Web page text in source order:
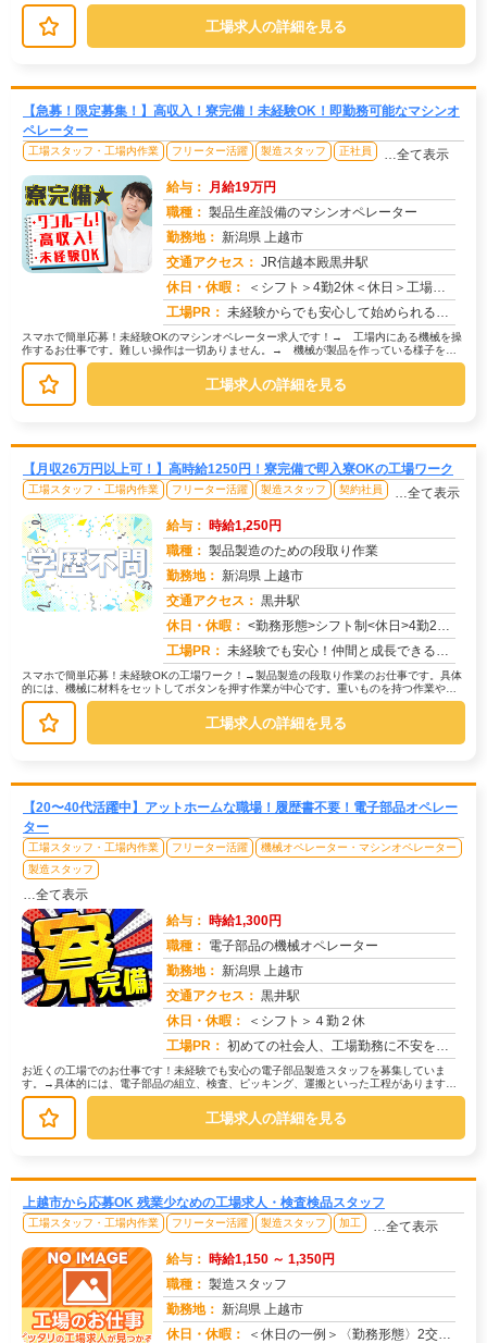
験者多数活躍中！研修があるので、初...
工場求人の詳細を見る
【急募！限定募集！】高収入！寮完備！未経験OK！即勤務可能なマシンオ
ペレーター
工場スタッフ・工場内作業 フリーター活躍 製造スタッフ 正社員 …全て表示
給与： 月給19万円
職種： 製品生産設備のマシンオペレーター
勤務地： 新潟県 上越市
交通アクセス： JR信越本殿黒井駅
休日・休暇：
＜シフト＞4勤2休＜休日＞工場カレンダー
工場PR： 未経験からでも安心して始められるお仕事です！株式会社京栄センターでは、現在多くの未経験の方が活躍中！20代、30代...
スマホで簡単応募！未経験OKのマシンオペレーター求人です！→ 工場内にある機械を操
作するお仕事です。難しい操作は一切ありません。→ 機械が製品を作っている様子を目
で見て、不良品がないか確認する作...
工場求人の詳細を見る
【月収26万円以上可！】高時給1250円！寮完備で即入寮OKの工場ワーク
工場スタッフ・工場内作業 フリーター活躍 製造スタッフ 契約社員 …全て表示
給与： 時給1,250円
職種： 製品製造のための段取り作業
勤務地： 新潟県 上越市
交通アクセス： 黒井駅
休日・休暇： <勤務形態>シフト制<休日>4勤2休★ＧＷ★夏季休暇★冬季休暇★年末年始
工場PR： 未経験でも安心！仲間と成長できる職場です！→ 経験や資格は一切不問です！未経験から活躍している方が多数！先輩スタッ...
スマホで簡単応募！未経験OKの工場ワーク！→製品製造の段取り作業のお仕事です。具体
的には、機械に材料をセットしてボタンを押す作業が中心です。重いものを持つ作業や危
険な作業は機械が行うので、体力に...
工場求人の詳細を見る
【20〜40代活躍中】アットホームな職場！履歴書不要！電子部品オペレー
ター
工場スタッフ・工場内作業 フリーター活躍
機械オペレーター・マシンオペレーター
製造スタッフ
…全て表示
給与： 時給1,300円
職種： 電子部品の機械オペレーター
勤務地： 新潟県 上越市
交通アクセス： 黒井駅
休日・休暇：
＜シフト＞４勤２休
工場PR： 初めての社会人、工場勤務に不安を感じていませんか？株式会社京栄センターでは、未経験の方でも安心してスタートできる環...
お近くの工場でのお仕事です！未経験でも安心の電子部品製造スタッフを募集していま
す。→具体的には、電子部品の組立、検査、ピッキング、運搬といった工程があります。
難しい作業はありませんのでご安心くだ...
工場求人の詳細を見る
上越市から応募OK 残業少なめの工場求人・検査検品スタッフ
工場スタッフ・工場内作業 フリーター活躍 製造スタッフ 加工 …全て表示
給与： 時給1,150 ～ 1,350円
職種： 製造スタッフ
勤務地： 新潟県 上越市
休日・休暇：
＜休日の一例＞〈勤務形態〉2交替〈休日〉土日★ＧＷ・夏季・冬季・年末年始休暇あり★有給休暇あり※配属先により休日・...